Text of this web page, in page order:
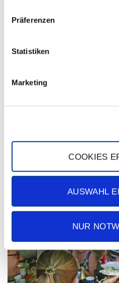
Präferenzen
Statistiken
Marketing
COOKIES
AUSWAHL
NUR
bis 18 Uhr herzlich zum Stadtteilfest
Kommen Sie zur Jobmesse!
Ihre Zukunft bei uns! Sie finden uns